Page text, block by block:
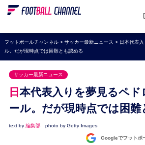
WEリーグ
海外サッカー
プレミアリーグ
ラ・リーガ
セリエA
ブンデスリーガ
UEFA
ナショナルチーム
フットボールチャンネル> サッカー最新ニュース > 日本代表
ル。だが現時点では困難とも認める
サッカー最新ニュース
日本代表入りを夢見るペドロ・ジュニオ
ール。だが現時点では困難
text by 編集部 photo by Getty Images
Googleでフットボ